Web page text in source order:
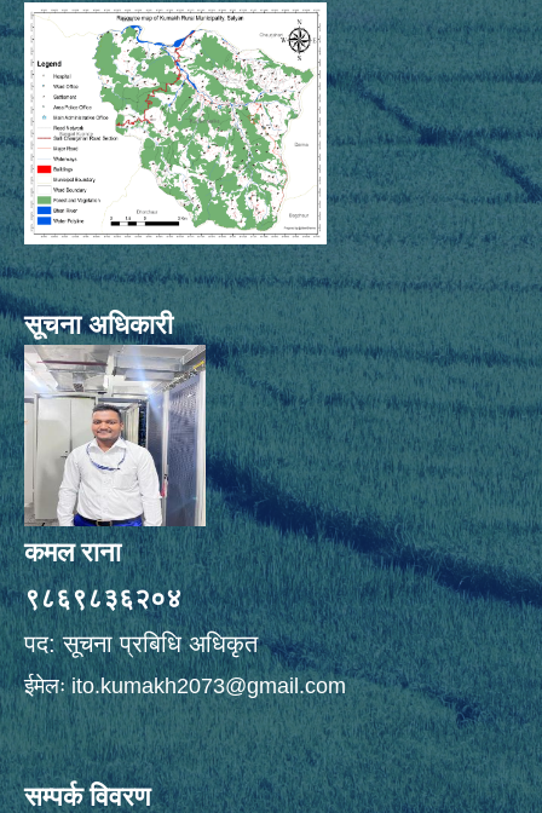
सूचना अधिकारी
कमल राना
९८६९८३६२०४
पद: सूचना प्रबिधि अधिकृत
ईमेलःito.kumakh2073@gmail.com
सम्पर्क विवरण